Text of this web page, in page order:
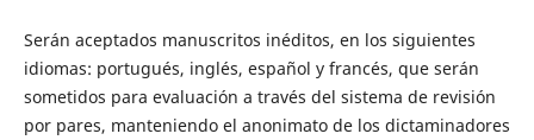
Serán aceptados manuscritos inéditos, en los siguientes
idiomas: portugués, inglés, español y francés, que serán
sometidos para evaluación a través del sistema de revisión
por pares, manteniendo el anonimato de los dictaminadores